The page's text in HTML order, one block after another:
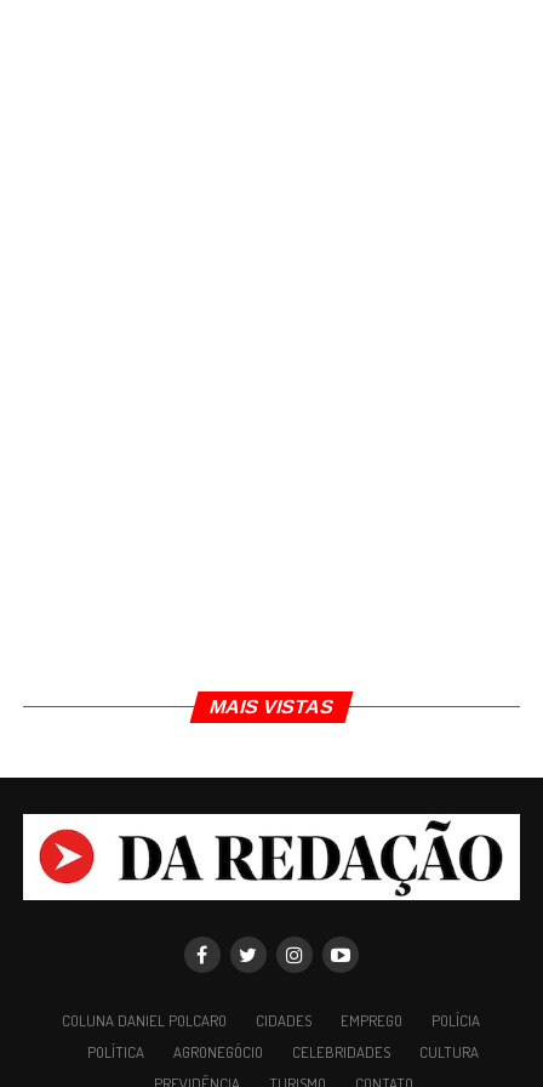
MAIS VISTAS
COLUNA DANIEL POLCARO CIDADES EMPREGO
POLÍCIA
POLÍTICA
AGRONEGÓCIO CELEBRIDADES
CULTURA